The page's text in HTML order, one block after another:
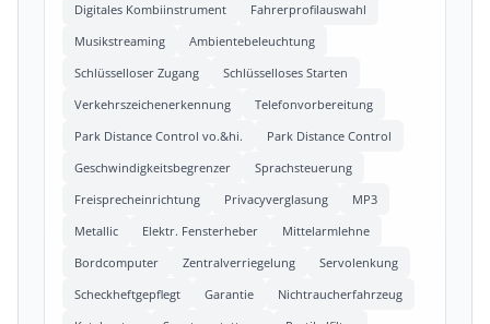
Digitales Kombiinstrument
Fahrerprofilauswahl
Musikstreaming
Ambientebeleuchtung
Schlüsselloser Zugang
Schlüsselloses Starten
Verkehrszeichenerkennung
Telefonvorbereitung
Park Distance Control vo.&hi.
Park Distance Control
Geschwindigkeitsbegrenzer
Sprachsteuerung
Freisprecheinrichtung
Privacyverglasung
MP3
Metallic
Elektr. Fensterheber
Mittelarmlehne
Bordcomputer
Zentralverriegelung
Servolenkung
Scheckheftgepflegt
Garantie
Nichtraucherfahrzeug